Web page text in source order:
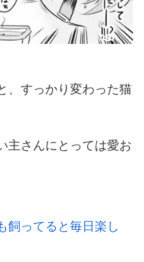
、すっかり変わった猫
主さんにとっては愛お
飼ってると毎日楽し